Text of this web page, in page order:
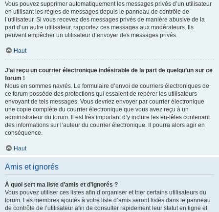
Vous pouvez supprimer automatiquement les messages privés d’un utilisateur
en utilisant les règles de messages depuis le panneau de contrôle de
l’utilisateur. Si vous recevez des messages privés de manière abusive de la
part d’un autre utilisateur, rapportez ces messages aux modérateurs. Ils
peuvent empêcher un utilisateur d’envoyer des messages privés.
Haut
J’ai reçu un courrier électronique indésirable de la part de quelqu’un sur ce
forum !
Nous en sommes navrés. Le formulaire d’envoi de courriers électroniques de
ce forum possède des protections qui essaient de repérer les utilisateurs
envoyant de tels messages. Vous devriez envoyer par courrier électronique
une copie complète du courrier électronique que vous avez reçu à un
administrateur du forum. Il est très important d’y inclure les en-têtes contenant
des informations sur l’auteur du courrier électronique. Il pourra alors agir en
conséquence.
Haut
Amis et ignorés
À quoi sert ma liste d’amis et d’ignorés ?
Vous pouvez utiliser ces listes afin d’organiser et trier certains utilisateurs du
forum. Les membres ajoutés à votre liste d’amis seront listés dans le panneau
de contrôle de l’utilisateur afin de consulter rapidement leur statut en ligne et